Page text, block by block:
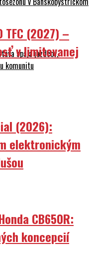
spája jazdcov,
komunitu
TFC (2027) –
v limitovanej
(2026):
elektronickým
CB650R:
koncepcií